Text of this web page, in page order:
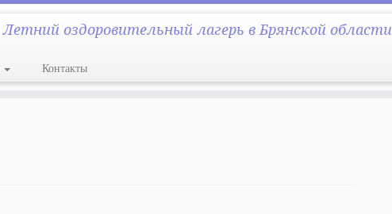
Летний оздоровительный лагерь в Брянской области
Контакты